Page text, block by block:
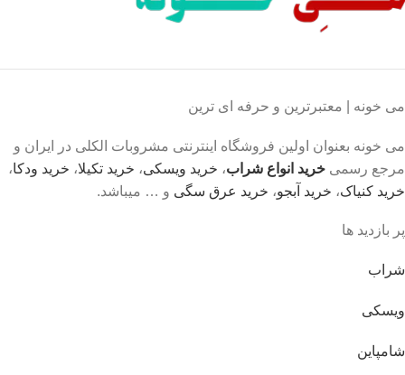
می خونه | معتبرترین و حرفه ای ترین
می خونه بعنوان اولین فروشگاه اینترنتی مشروبات الکلی در ایران و
مرجع رسمی خرید انواع شراب، خرید ویسکی، خرید تکیلا، خرید ودکا،
خرید کنیاک، خرید آبجو، خرید عرق سگی و … میباشد.
پر بازدید ها
شراب
ویسکی
شامپاین